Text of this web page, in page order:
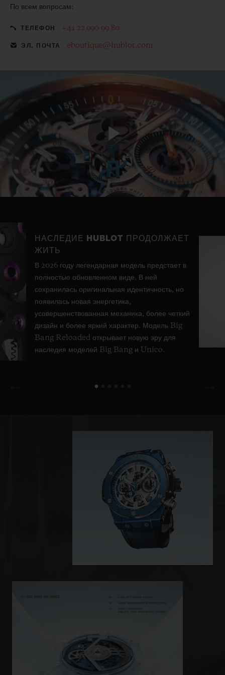
По всем вопросам:
ТЕЛЕФОН +41 22 990 99 80
ЭЛ. ПОЧТА eboutique@hublot.com
Play
НАСЛЕДИЕ HUBLOT ПРОДОЛЖАЕТ
ЖИТЬ
В 2026 году легендарная модель предстает в
полностью обновленном виде. В ней
сохранилась оригинальная идентичность, но
появилась новая энергетика,
усовершенствованная механика, более четкий
дизайн и более яркий характер. Модель Big
Bang Reloaded открывает новую эру для
наследия моделей Big Bang и Unico.